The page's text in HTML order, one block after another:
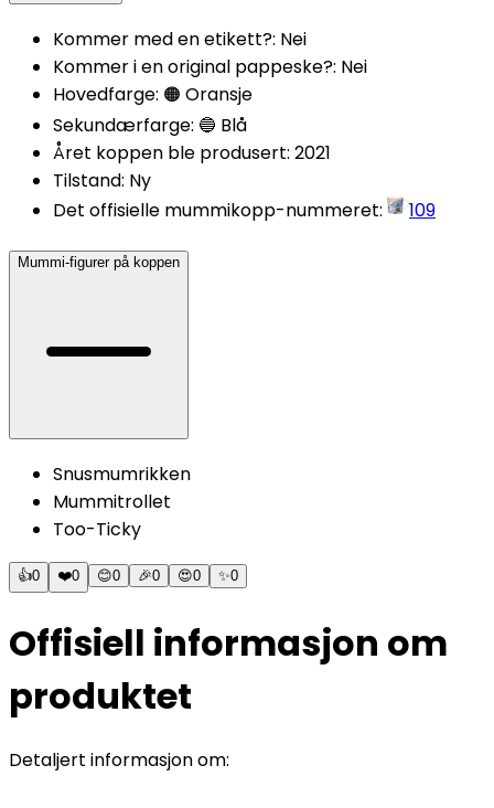
Kommer med en etikett?: Nei
Kommer i en original pappeske?: Nei
Hovedfarge: 🟠 Oransje
Sekundærfarge: 🔵 Blå
Året koppen ble produsert: 2021
Tilstand: Ny
Det offisielle mummikopp-nummeret: 109
Mummi-figurer på koppen
Snusmumrikken
Mummitrollet
Too-Ticky
👍0 ❤️0 😊0 🎉0 😍0 ✨0
Offisiell informasjon om
produktet
Detaljert informasjon om: